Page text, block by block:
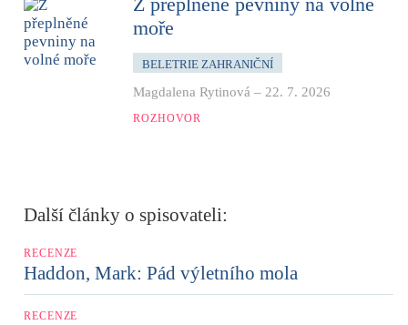
moře
BELETRIE ZAHRANIČNÍ
Magdalena Rytinová – 22. 7. 2026
ROZHOVOR
Další články o spisovateli:
RECENZE
Haddon, Mark: Pád výletního mola
RECENZE